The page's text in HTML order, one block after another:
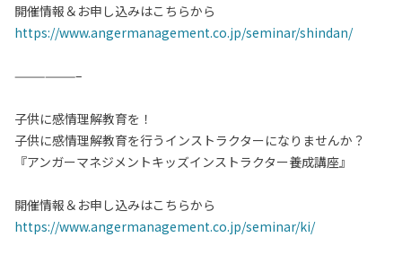
開催情報＆お申し込みはこちらから
https://www.angermanagement.co.jp/seminar/shindan/
——————–
子供に感情理解教育を！
子供に感情理解教育を行うインストラクターになりませんか？
『アンガーマネジメントキッズインストラクター養成講座』
開催情報＆お申し込みはこちらから
https://www.angermanagement.co.jp/seminar/ki/